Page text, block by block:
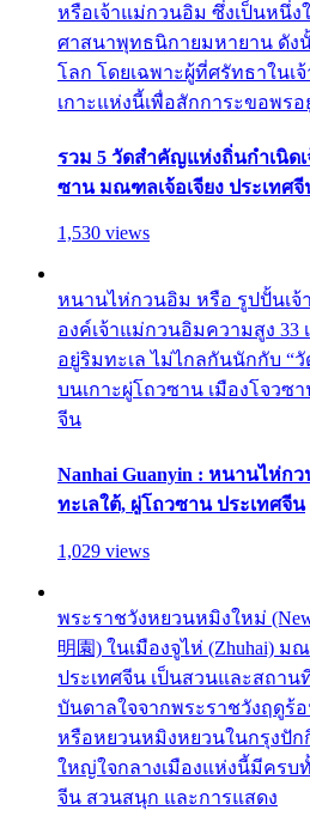
หรือเจ้าแม่กวนอิม ซึ่งเป็นหนึ่
ศาสนาพุทธนิกายมหายาน ดัง
โลก โดยเฉพาะผู้ที่ศรัทธาในเ
เกาะแห่งนี้เพื่อสักการะขอพร
รวม 5 วัดสำคัญแห่งถิ่นกำเนิด
ซาน มณฑลเจ้อเจียง ประเทศจี
1,530 views
หนานไห่กวนอิม หรือ รูปปั้นเจ้
องค์เจ้าแม่กวนอิมความสูง 33
อยู่ริมทะเล ไม่ไกลกันนักกับ “
บนเกาะผู่โถวซาน เมืองโจวซ
จีน
Nanhai Guanyin : หนานไห่ก
ทะเลใต้, ผู่โถวซาน ประเทศจีน
1,029 views
พระราชวังหยวนหมิงใหม่ (New
明園) ในเมืองจูไห่ (Zhuhai) ม
ประเทศจีน เป็นสวนและสถาน
บันดาลใจจากพระราชวังฤดูร้อน
หรือหยวนหมิงหยวนในกรุงปั
ใหญ่ใจกลางเมืองแห่งนี้มีครบ
จีน สวนสนุก และการแสดง